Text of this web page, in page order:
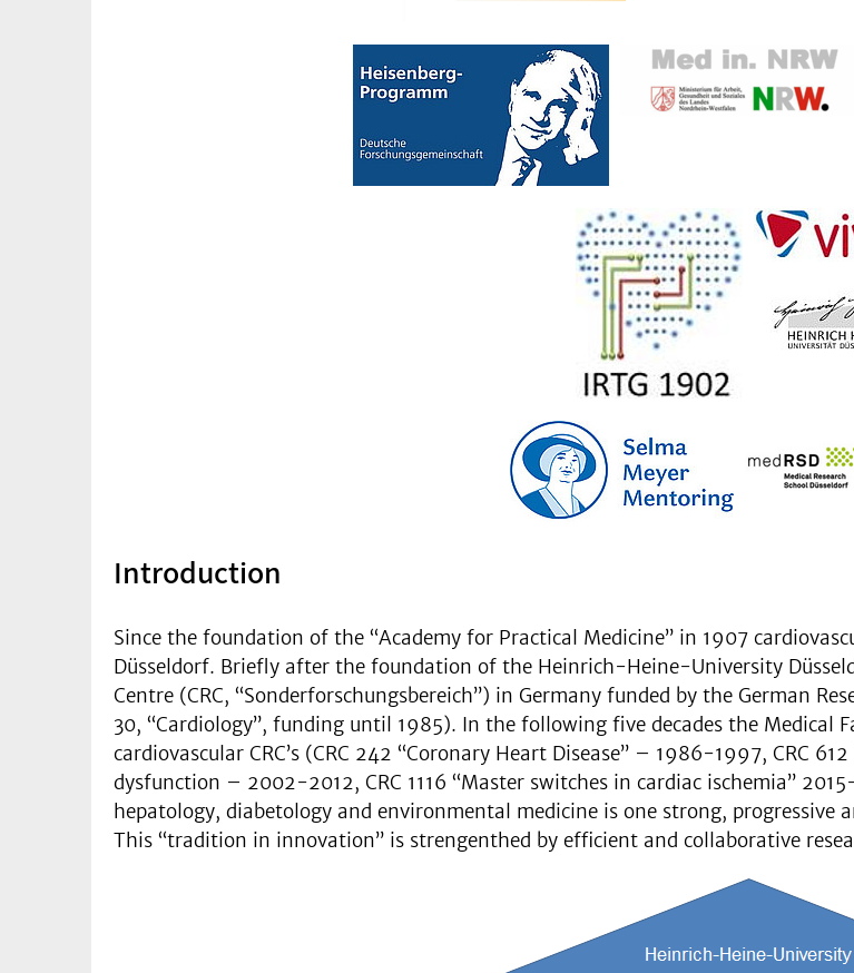
Introduction
Since the foundation of the “Academy for Practical Medicine” in 1907
Düsseldorf. Briefly after the foundation of the Heinrich-Heine-University
Centre (CRC, “Sonderforschungsbereich”) in Germany funded by the German
30, “Cardiology”, funding until 1985). In the following five decades the Medical
cardiovascular CRC’s (CRC 242 “Coronary Heart Disease” – 1986-1997, CRC
dysfunction – 2002-2012, CRC 1116 “Master switches in cardiac ischemia”
hepatology, diabetology and environmental medicine is one strong,
This “tradition in innovation” is strengenthed by efficient and collaborative